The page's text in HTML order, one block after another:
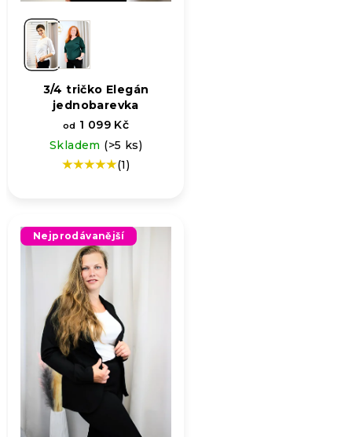
3/4 tričko Elegán
jednobarevka
od 1 099 Kč
Skladem (>5 ks)
Průměrné
5,0
z
hvězdiček.
(1)
Nejprodávanější